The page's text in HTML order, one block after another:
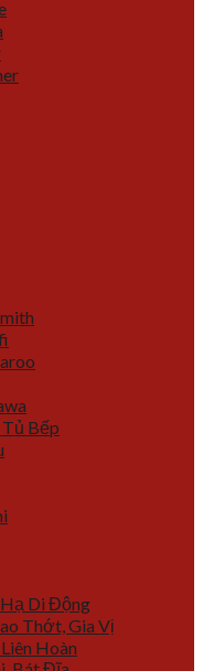
Bếp
Di Động
Thớt, Gia Vị
Hoàn